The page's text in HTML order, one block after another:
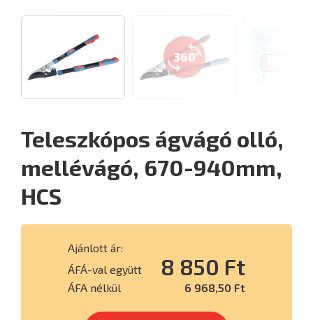
360°
Teleszkópos ágvágó olló,
mellévágó, 670-940mm,
HCS
Ajánlott ár:
ÁFÁ-val együtt
8 850 Ft
ÁFA nélkül 6 968,50 Ft